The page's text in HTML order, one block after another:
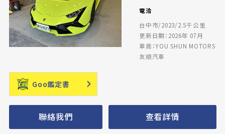
電洽
台中市/2023/2.5千公里
更新日期：2026年 07月
車商：YOU SHUN MOTORS
友順汽車
Goo鑑定書
聯絡我們 查看詳情